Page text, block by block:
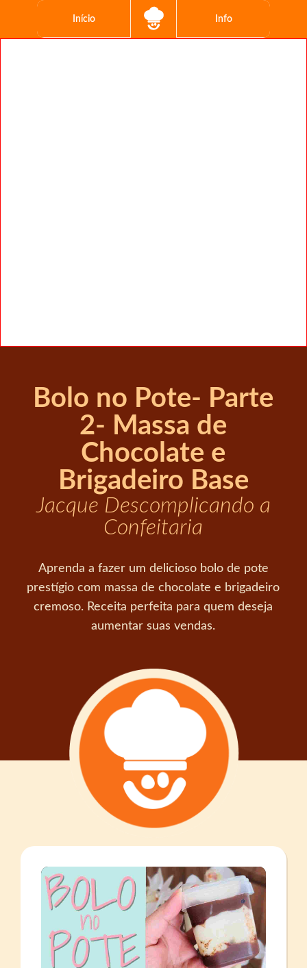
Início Info
Bolo no Pote- Parte
2- Massa de
Chocolate e
Brigadeiro Base
Jacque Descomplicando a
Confeitaria
Aprenda a fazer um delicioso bolo de pote
prestígio com massa de chocolate e brigadeiro
cremoso. Receita perfeita para quem deseja
aumentar suas vendas.